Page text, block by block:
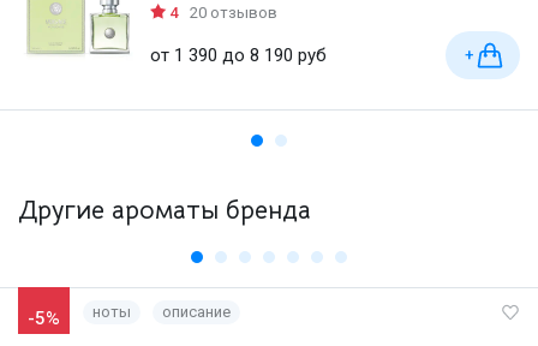
4 20 отзывов
от 1 390 до 8 190 руб +
Другие ароматы бренда
-5% ноты описание